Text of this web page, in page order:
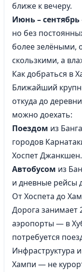
ближе к вечеру.
Июнь – сентябрь
но без
более зелёными,
скользкими, а
Как добраться в
Ближайший
откуда до
можно доехать:
Поездом из
городов
Хоспет Джанкшен.
Автобусом из
и дневные рейсы
От Хоспета до
Дорога занимает
аэропорты — в
потребуется
Инфраструктура
Хампи — не